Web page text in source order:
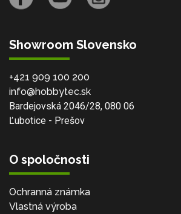
Showroom Slovensko
+421 909 100 200
info@hobbytec.sk
Bardejovská 2046/28, 080 06
Ľubotice - Prešov
O spoločnosti
Ochranná známka
Vlastná výroba